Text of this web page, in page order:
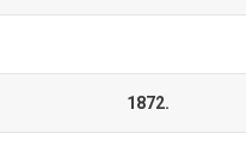
1872.